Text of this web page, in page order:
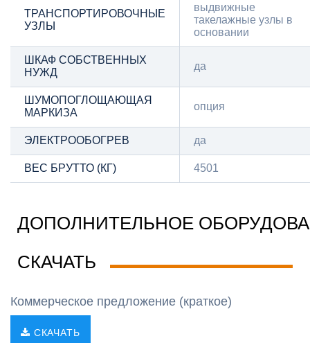
ТРАНСПОРТИРОВОЧНЫЕ
УЗЛЫ
выдвижные
такелажные узлы в
основании
ШКАФ СОБСТВЕННЫХ
НУЖД
да
ШУМОПОГЛОЩАЮЩАЯ
МАРКИЗА
опция
ЭЛЕКТРООБОГРЕВ да
ВЕС БРУТТО (КГ) 4501
ДОПОЛНИТЕЛЬНОЕ
СКАЧАТЬ
Коммерческое предложение (краткое)
СКАЧАТЬ